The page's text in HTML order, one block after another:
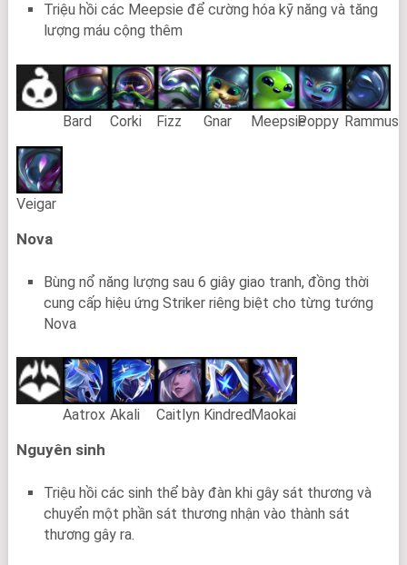
Triệu hồi các Meepsie để cường hóa kỹ năng và tăng
lượng máu cộng thêm
Bard Corki Fizz Gnar MeepsiePoppy Rammus
Veigar
Nova
Bùng nổ năng lượng sau 6 giây giao tranh, đồng thời
cung cấp hiệu ứng Striker riêng biệt cho từng tướng
Nova
Aatrox Akali Caitlyn KindredMaokai
Nguyên sinh
Triệu hồi các sinh thể bày đàn khi gây sát thương và
chuyển một phần sát thương nhận vào thành sát
thương gây ra.